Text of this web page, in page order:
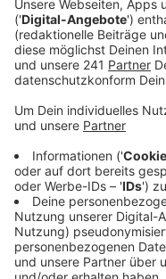
dabei die Kohlmeise.
Veröffentlicht:Freitag,
Anzeige
Kleinster Vogel
Anzeige
Deutschlandweit
beobachtet. Der